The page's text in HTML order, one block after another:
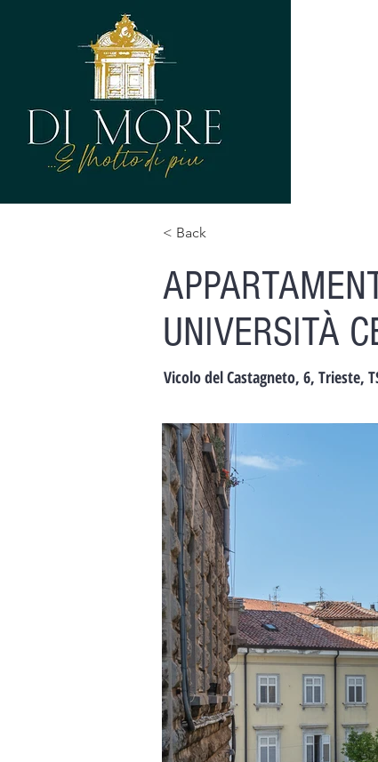
< Back
UNIVERSITÀ
Vicolo del Castagneto, 6, Trieste,